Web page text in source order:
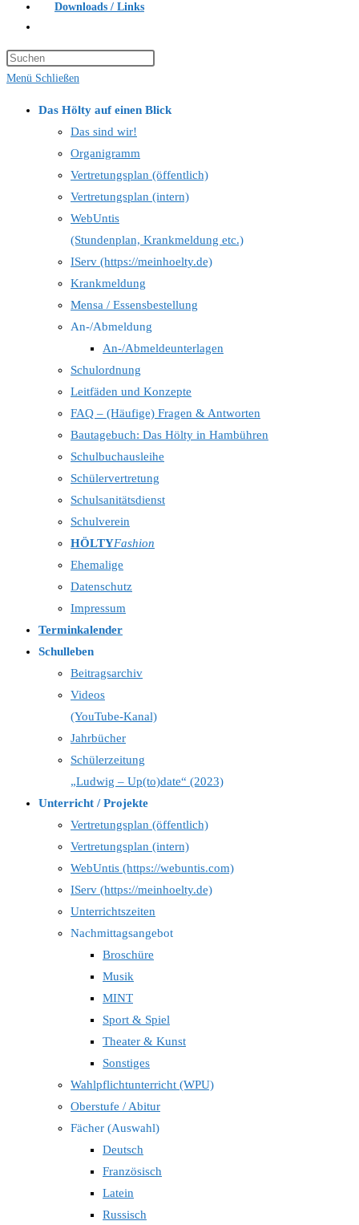
Downloads / Links
umschalten
close
panel.
Menü Schließen
Das Hölty auf einen Blick
Das sind wir!
Organigramm
Vertretungsplan (öffentlich)
Vertretungsplan (intern)
WebUntis
(Stundenplan, Krankmeldung etc.)
IServ (https://meinhoelty.de)
Krankmeldung
Mensa / Essensbestellung
An-/Abmeldung
An-/Abmeldeunterlagen
Schulordnung
Leitfäden und Konzepte
FAQ – (Häufige) Fragen & Antworten
Bautagebuch: Das Hölty in Hambühren
Schulbuchausleihe
Schülervertretung
Schulsanitätsdienst
Schulverein
HÖLTYFashion
Ehemalige
Datenschutz
Impressum
Terminkalender
Schulleben
Beitragsarchiv
Videos
(YouTube-Kanal)
Jahrbücher
Schülerzeitung
„Ludwig – Up(to)date“ (2023)
Unterricht / Projekte
Vertretungsplan (öffentlich)
Vertretungsplan (intern)
WebUntis (https://webuntis.com)
IServ (https://meinhoelty.de)
Unterrichtszeiten
Nachmittagsangebot
Broschüre
Musik
MINT
Sport & Spiel
Theater & Kunst
Sonstiges
Wahlpflichtunterricht (WPU)
Oberstufe / Abitur
Fächer (Auswahl)
Deutsch
Französisch
Latein
Russisch